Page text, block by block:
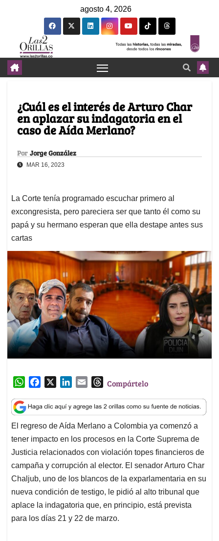
agosto 4, 2026
¿Cuál es el interés de Arturo Char
en aplazar su indagatoria en el
caso de Aída Merlano?
Por Jorge González
MAR 16, 2023
La Corte tenía programado escuchar primero al
excongresista, pero pareciera ser que tanto él como su
papá y su hermano esperan que ella destape antes sus
cartas
W
a
t
s
A
p
p
c
e
b
o
o
k
n
k
e
d
I
n
a
i
l
T
r
e
a
d
s
Compártelo
El regreso de Aída Merlano a Colombia ya comenzó a
tener impacto en los procesos en la Corte Suprema de
Justicia relacionados con violación topes financieros de
campaña y corrupción al elector. El senador Arturo Char
Chaljub, uno de los blancos de la exparlamentaria en su
nueva condición de testigo, le pidió al alto tribunal que
aplace la indagatoria que, en principio, está prevista
para los días 21 y 22 de marzo.